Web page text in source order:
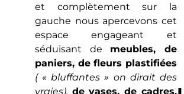
et complètement sur la
gauche nous apercevons cet
espace engageant et
séduisant de meubles, de
paniers, de fleurs plastifiées
( « bluffantes » on dirait des
vraies), de vases, de cadres,